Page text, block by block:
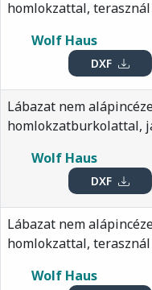
homlokzattal, terasznál
Wolf Haus
DXF
Lábazat nem
homlokzatburkolattal,
Wolf Haus
DXF
Lábazat nem
homlokzattal, terasznál
Wolf Haus